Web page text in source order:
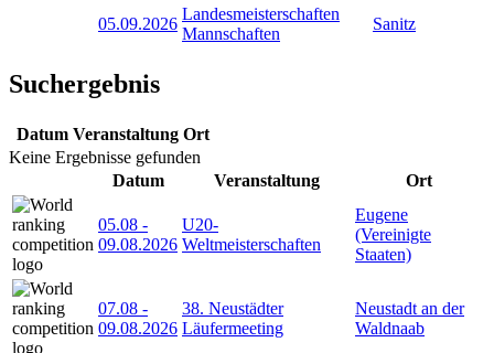
05.09.2026
Landesmeisterschaften
Mannschaften
Sanitz
Suchergebnis
Datum Veranstaltung Ort
Keine Ergebnisse gefunden
Datum
Veranstaltung Ort
05.08 -
09.08.2026
U20-
Weltmeisterschaften
Eugene
(Vereinigte
Staaten)
07.08 -
09.08.2026
38. Neustädter
Läufermeeting
Neustadt an der
Waldnaab